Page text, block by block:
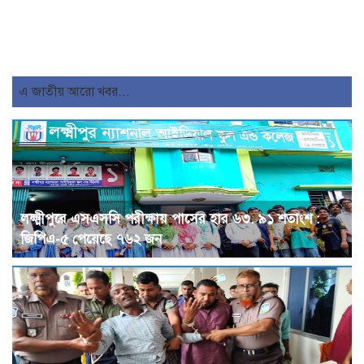
এ জাতীয় আরো খবর...
লক্ষ্মীপুরে এসএসসি পরীক্ষায় পাসের হার ৬৩. ৯১ শতাংশ :
জিপিএ-৫ পেয়েছে ৭৬২ জন